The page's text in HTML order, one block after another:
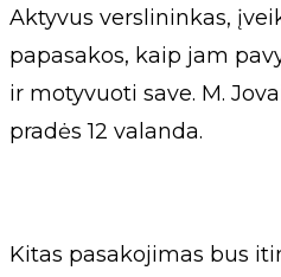
Aktyvus verslininkas,
papasakos, kaip jam
ir motyvuoti save. M.
pradės 12 valanda.
Kitas pasakojimas bus